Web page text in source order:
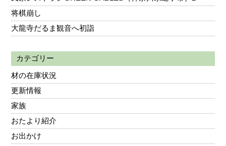
将棋崩し
大龍寺だるま観音へ初詣
カテゴリー
材の在庫状況
更新情報
家族
おたより紹介
お出かけ